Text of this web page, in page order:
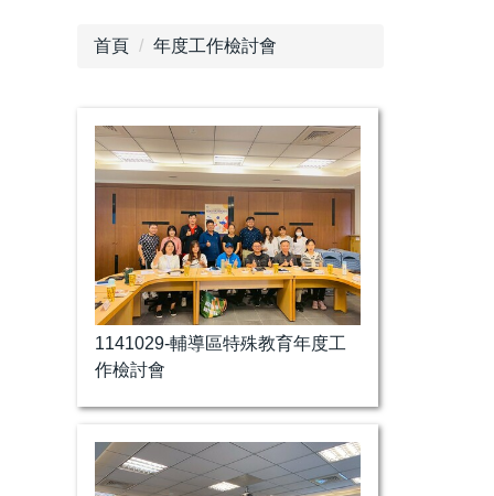
特教知能研習
特教性別平等研習
特教專題工作坊
臺東輔導區到校輔導
年度工作檢討會
情障社群會議
特殊教育鑑定評量研習
教學與教材觀摩會
特殊教育學術研討會
首頁 年度工作檢討會
1141029-輔導區特殊教育年度工
作檢討會